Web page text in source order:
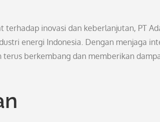
terhadap inovasi dan keberlanjutan, PT
energi Indonesia. Dengan menjaga
terus berkembang dan memberikan